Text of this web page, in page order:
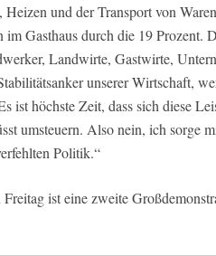
Heizen und der Transport von
im Gasthaus durch die 19 Prozent.
Landwirte, Gastwirte,
unserer Wirtschaft,
ist höchste Zeit, dass sich diese
umsteuern. Also nein, ich sorge
Politik.“
ist eine zweite